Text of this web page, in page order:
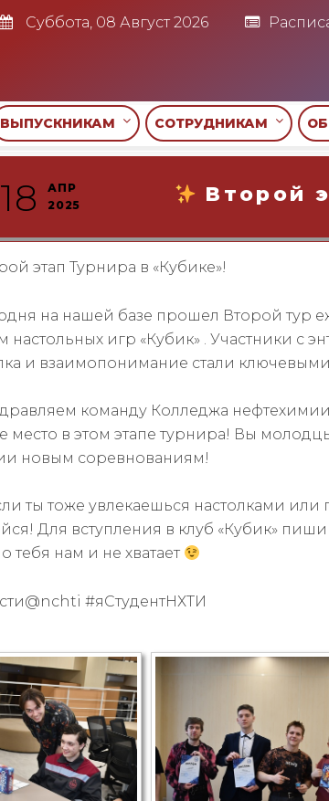
Суббота, 08 Август 2026
ВЫПУСКНИКАМ СОТРУДНИКАМ
Второй
18
АПР
2025
этап Турнира в «Кубике»!
на нашей базе прошел Второй тур
настольных игр «Кубик» . Участники с
и взаимопонимание стали
команду Колледжа
место в этом этапе турнира! Вы
новым соревнованиям!
ты тоже увлекаешься настолками
Для вступления в клуб «Кубик»
тебя нам и не хватает
#яСтудентНХТИ